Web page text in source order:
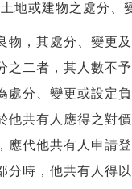
土地或建物之處分、
物，其處分、變更
之二者，其人數不
處分、變更或設定
他共有人應得之對
應代他共有人申請
分時，他共有人得